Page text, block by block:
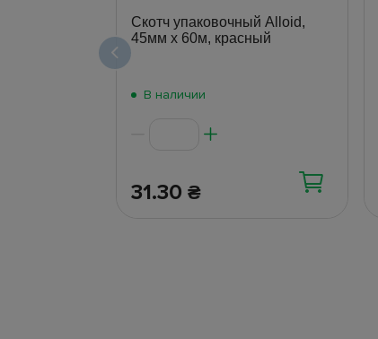
Скотч упаковочный Alloid,
45мм х 60м, красный
В наличии
31.30 ₴